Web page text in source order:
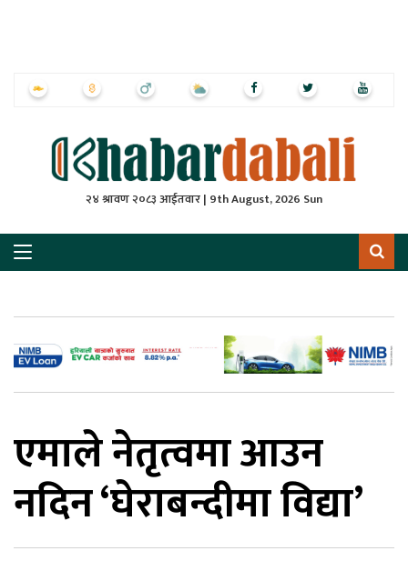
२४ श्रावण २०८३ आईतवार | 9th August, 2026 Sun
एमाले नेतृत्वमा आउन
नदिन ‘घेराबन्दीमा विद्या’